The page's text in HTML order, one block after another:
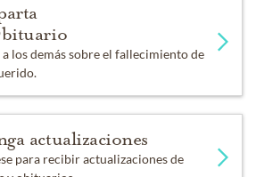
los demás sobre el fallecimiento de
actualizaciones
para recibir actualizaciones de